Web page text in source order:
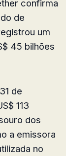
confirma
de
um
45 bilhões
de
113
dos
a emissora
no